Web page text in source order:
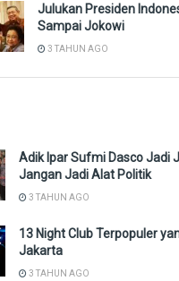
Julukan Presiden
Sampai Jokowi
3 TAHUN AGO
Adik Ipar Sufmi Dasco Jadi
Jangan Jadi Alat Politik
3 TAHUN AGO
13 Night Club Terpopuler
Jakarta
3 TAHUN AGO